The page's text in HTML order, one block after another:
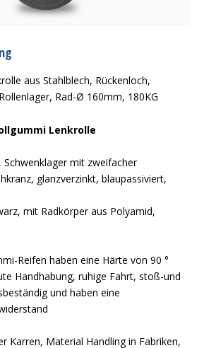
aus Stahlblech, Rückenloch,
Rad-Ø 160mm, 180KG
Lenkrolle
Schwenklager mit zweifacher
glanzverzinkt, blaupassiviert,
mit Radkörper aus Polyamid,
Reifen haben eine Härte von 90 °
Handhabung, ruhige Fahrt, stoß-und
und haben eine
Karren, Material Handling in Fabriken,